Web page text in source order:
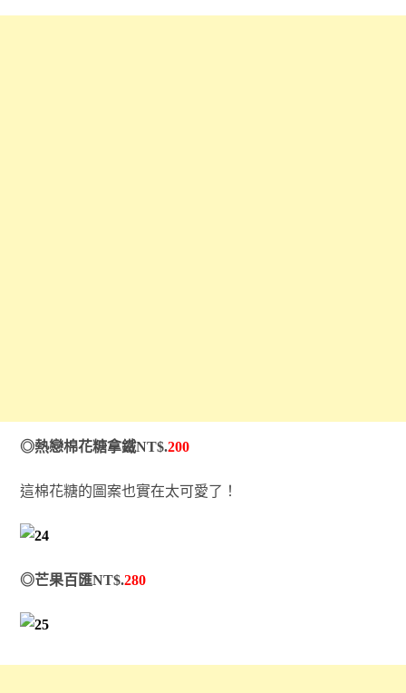
◎熱戀棉花糖拿鐵NT$.200
這棉花糖的圖案也實在太可愛了！
◎芒果百匯NT$.280